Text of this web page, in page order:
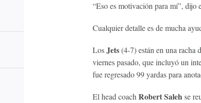
“Eso es motivación para mí”, dijo
Cualquier detalle es de mucha
LosJets(4-7) están en una racha
viernes pasado, que incluyó un
fue regresado 99 yardas para
El head coachRobert Salehse